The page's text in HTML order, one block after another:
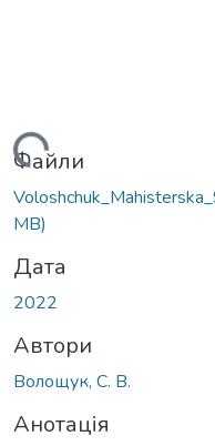
Вантажиться...
Файли
MB)
Дата
2022
Автори
Волощук, С. В.
Анотація